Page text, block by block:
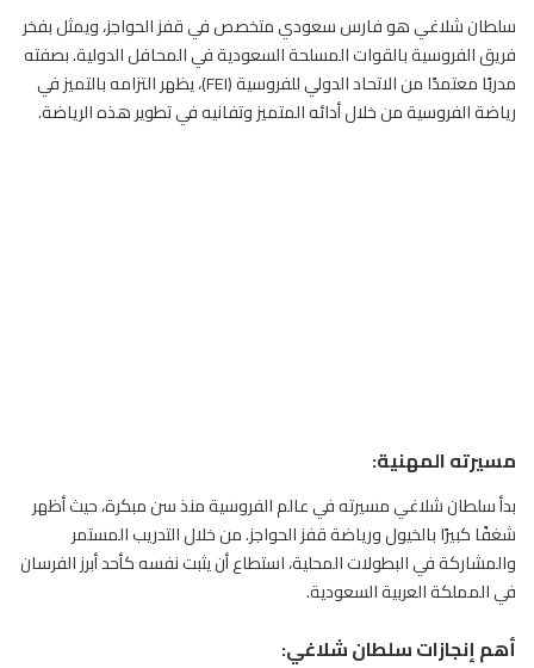
سلطان شلاغي هوفارسسعودي متخصص في قفز الحواجز، ويمثل بفخر
فريق الفروسية بالقوات المسلحة السعودية في المحافل الدولية. بصفته
مدربًا معتمدًا من الاتحاد الدولي للفروسية (FEI)، يظهر التزامه بالتميز في
رياضة الفروسية من خلال أدائه المتميز وتفانيه في تطوير هذه الرياضة.
مسيرته المهنية:
بدأ سلطان شلاغي مسيرته في عالمالفروسيةمنذ سن مبكرة، حيث أظهر
شغفًا كبيرًا بالخيول ورياضة قفز الحواجز. من خلال التدريب المستمر
والمشاركة في البطولات المحلية، استطاع أن يثبت نفسه كأحد أبرز الفرسان
في المملكة العربية السعودية.
أهم إنجازات سلطان شلاغي: